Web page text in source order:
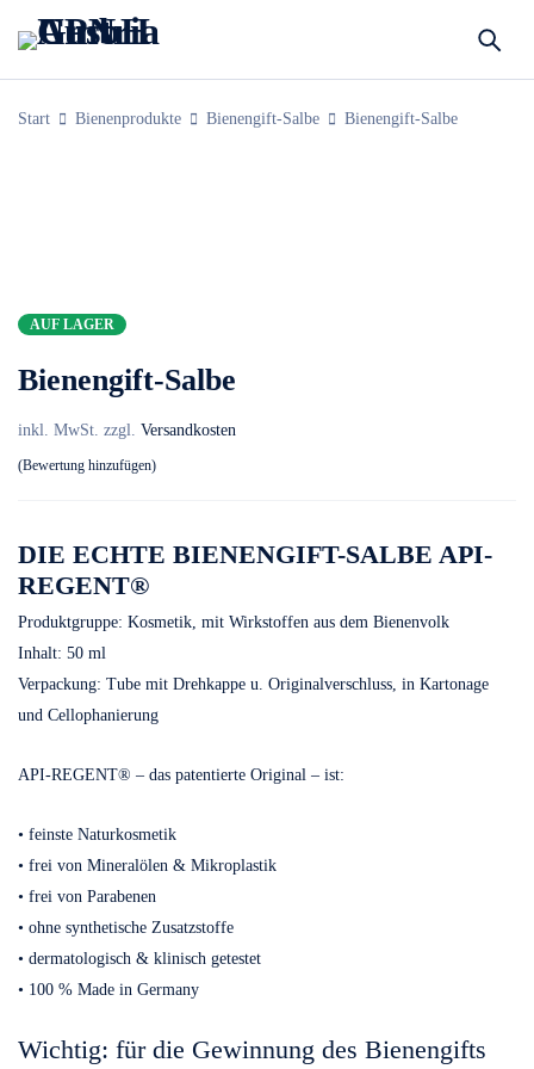
Start Bienenprodukte Bienengift-Salbe Bienengift-Salbe
AUF LAGER
Bienengift-Salbe
inkl. MwSt. zzgl. Versandkosten
Bewertung hinzufügen
DIE ECHTE BIENENGIFT-SALBE API-
REGENT®
Produktgruppe: Kosmetik, mit Wirkstoffen aus dem Bienenvolk
Inhalt: 50 ml
Verpackung: Tube mit Drehkappe u. Originalverschluss, in Kartonage
und Cellophanierung
API-REGENT® – das patentierte Original – ist:
• feinste Naturkosmetik
• frei von Mineralölen & Mikroplastik
• frei von Parabenen
• ohne synthetische Zusatzstoffe
• dermatologisch & klinisch getestet
• 100 % Made in Germany
Wichtig: für die Gewinnung des Bienengifts